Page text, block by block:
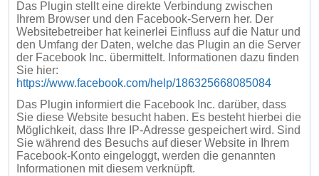
Das Plugin stellt eine direkte Verbindung zwischen
Ihrem Browser und den Facebook-Servern her. Der
Websitebetreiber hat keinerlei Einfluss auf die Natur und
den Umfang der Daten, welche das Plugin an die Server
der Facebook Inc. übermittelt. Informationen dazu finden
Sie hier:
https://www.facebook.com/help/186325668085084
Das Plugin informiert die Facebook Inc. darüber, dass
Sie diese Website besucht haben. Es besteht hierbei die
Möglichkeit, dass Ihre IP-Adresse gespeichert wird. Sind
Sie während des Besuchs auf dieser Website in Ihrem
Facebook-Konto eingeloggt, werden die genannten
Informationen mit diesem verknüpft.